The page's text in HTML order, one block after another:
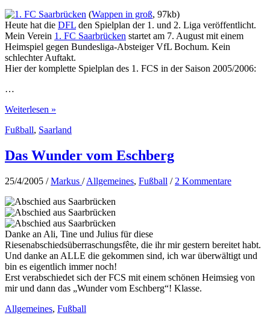
(Wappen in groß, 97kb)
Heute hat die DFL den Spielplan der 1. und 2. Liga veröffentlicht.
Mein Verein 1. FC Saarbrücken startet am 7. August mit einem
Heimspiel gegen Bundesliga-Absteiger VfL Bochum. Kein
schlechter Auftakt.
Hier der komplette Spielplan des 1. FCS in der Saison 2005/2006:
…
Saisonstart
FCS
Ludwigspark
gegen
Weiterlesen »
Fußball, Saarland
Das Wunder vom Eschberg
25/4/2005 /Markus /Allgemeines, Fußball / 2 Kommentare
Danke an Ali, Tine und Julius für diese
Riesenabschiedsüberraschungsfête, die ihr mir gestern bereitet habt.
Und danke an ALLE die gekommen sind, ich war überwältigt und
bin es eigentlich immer noch!
Erst verabschiedet sich der FCS mit einem schönen Heimsieg von
mir und dann das „Wunder vom Eschberg“! Klasse.
Allgemeines, Fußball